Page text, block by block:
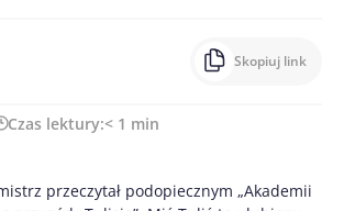
Skopiuj link
Czas lektury:< 1 min
przeczytał podopiecznym „Akademii